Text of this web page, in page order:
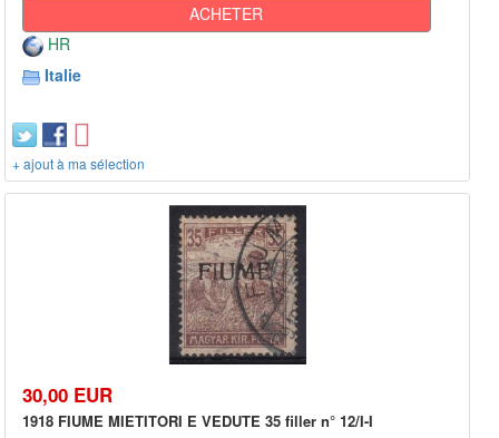
ACHETER
HR
Italie
+ ajout à ma sélection
30,00 EUR
1918 FIUME MIETITORI E VEDUTE 35 filler n° 12/I-I